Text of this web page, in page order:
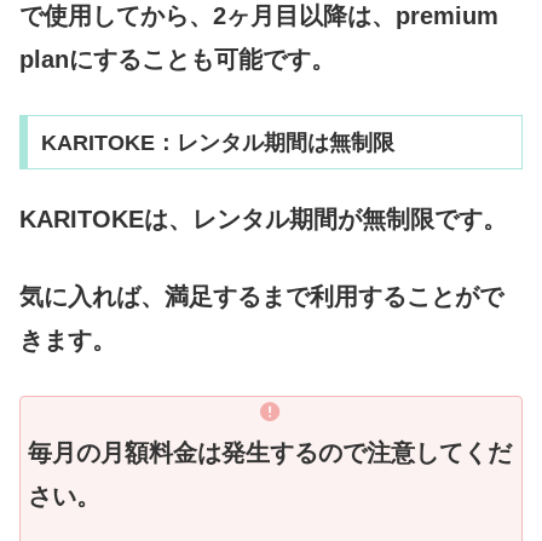
で使用してから、2ヶ月目以降は、premium
planにすることも可能です。
KARITOKE：レンタル期間は無制限
KARITOKEは、レンタル期間が無制限です。
気に入れば、満足するまで利用することがで
きます。
毎月の月額料金は発生するので注意してくだ
さい。